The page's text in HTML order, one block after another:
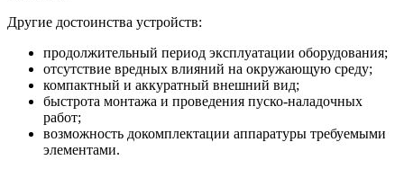
Другие достоинства устройств:
продолжительный период эксплуатации оборудования;
отсутствие вредных влияний на окружающую среду;
компактный и аккуратный внешний вид;
быстрота монтажа и проведения пуско-наладочных
работ;
возможность докомплектации аппаратуры требуемыми
элементами.